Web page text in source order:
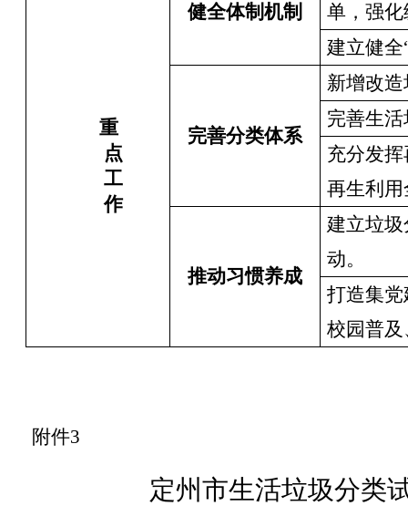
重
点
工
作
健全体制机制
单，强
建立健全
完善分类体系
新增改
完善生
充分发
再生利
推动习惯养成
建立垃
动。
打造集
校园普及
附件3
定州市生活垃圾分类